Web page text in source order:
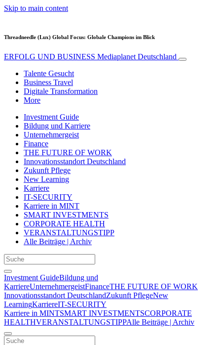
Skip to main content
Threadneedle (Lux) Global Focus: Globale Champions im Blick
ERFOLG UND BUSINESS Mediaplanet Deutschland
Talente Gesucht
Business Travel
Digitale Transformation
More
Investment Guide
Bildung und Karriere
Unternehmergeist
Finance
THE FUTURE OF WORK
Innovationsstandort Deutschland
Zukunft Pflege
New Learning
Karriere
IT-SECURITY
Karriere in MINT
SMART INVESTMENTS
CORPORATE HEALTH
VERANSTALTUNGSTIPP
Alle Beiträge | Archiv
Investment GuideBildung und
KarriereUnternehmergeistFinanceTHE FUTURE OF WORK
Innovationsstandort DeutschlandZukunft PflegeNew
LearningKarriereIT-SECURITY
Karriere in MINTSMART INVESTMENTSCORPORATE
HEALTHVERANSTALTUNGSTIPPAlle Beiträge | Archiv